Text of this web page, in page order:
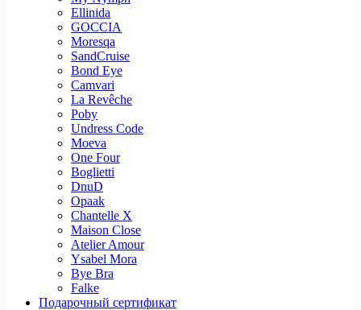
Ellinida
GOCCIA
Moresqa
SandCruise
Bond Eye
Camvari
La Revêche
Poby
Undress Code
Moeva
One Four
Boglietti
DnuD
Opaak
Chantelle X
Maison Close
Atelier Amour
Ysabel Mora
Bye Bra
Falke
Подарочный сертификат